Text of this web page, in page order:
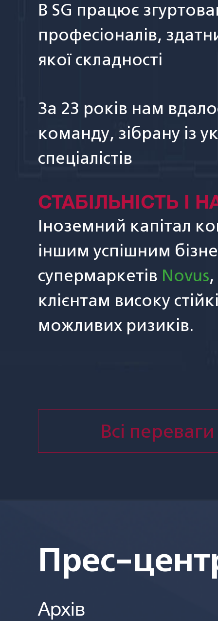
В SG працює
професіоналів,
якої складності
За 23 років нам
команду, зібрану із
спеціалістів
СТАБІЛЬНІСТЬ І
Іноземний капітал
іншим успішним
супермаркетів Novus
клієнтам високу
можливих ризиків.
Всі переваги
Прес-
Архів